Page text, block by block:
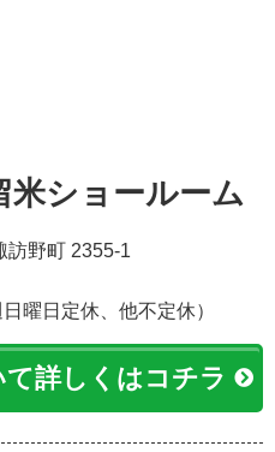
米ショールーム
訪野町 2355-1
曜日定休、他不定休）
詳しくはコチラ